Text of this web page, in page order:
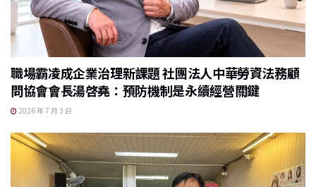
職場霸凌成企業治理新課題 社團法人中華勞資法務顧
問協會會長湯啓堯：預防機制是永續經營關鍵
2026 年 7 月 3 日